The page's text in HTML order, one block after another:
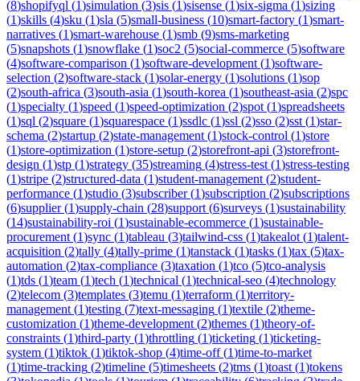
(8)shopifyql (1)simulation (3)sis (1)sisense (1)six-sigma (1)sizing
(1)skills (4)sku (1)sla (5)small-business (10)smart-factory (1)smart-
narratives (1)smart-warehouse (1)smb (9)sms-marketing
(5)snapshots (1)snowflake (1)soc2 (5)social-commerce (5)software
(4)software-comparison (1)software-development (1)software-
selection (2)software-stack (1)solar-energy (1)solutions (1)sop
(2)south-africa (3)south-asia (1)south-korea (1)southeast-asia (2)spc
(1)specialty (1)speed (1)speed-optimization (2)spot (1)spreadsheets
(1)sql (2)square (1)squarespace (1)ssdlc (1)ssl (2)sso (2)sst (1)star-
schema (2)startup (2)state-management (1)stock-control (1)store
(1)store-optimization (1)store-setup (2)storefront-api (3)storefront-
design (1)stp (1)strategy (35)streaming (4)stress-test (1)stress-testing
(1)stripe (2)structured-data (1)student-management (2)student-
performance (1)studio (3)subscriber(1)subscription (2)subscriptions
(6)supplier(1)supply-chain (28)support (6)surveys (1)sustainability
(14)sustainability-roi (1)sustainable-ecommerce (1)sustainable-
procurement (1)sync (1)tableau (3)tailwind-css (1)takealot (1)talent-
acquisition (2)tally (4)tally-prime (1)tanstack (1)tasks (1)tax (5)tax-
automation (2)tax-compliance (3)taxation (1)tco (5)tco-analysis
(1)tds (1)team (1)tech (1)technical (1)technical-seo (4)technology
(2)telecom (3)templates (3)temu (1)terraform (1)territory-
management (1)testing (7)text-messaging (1)textile (2)theme-
customization (1)theme-development (2)themes (1)theory-of-
constraints (1)third-party (1)throttling (1)ticketing (1)ticketing-
system (1)tiktok (1)tiktok-shop (4)time-off(1)time-to-market
(1)time-tracking (2)timeline (5)timesheets (2)tms (1)toast (1)tokens